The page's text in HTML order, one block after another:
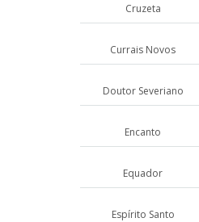
Cruzeta
Currais Novos
Doutor Severiano
Encanto
Equador
Espírito Santo